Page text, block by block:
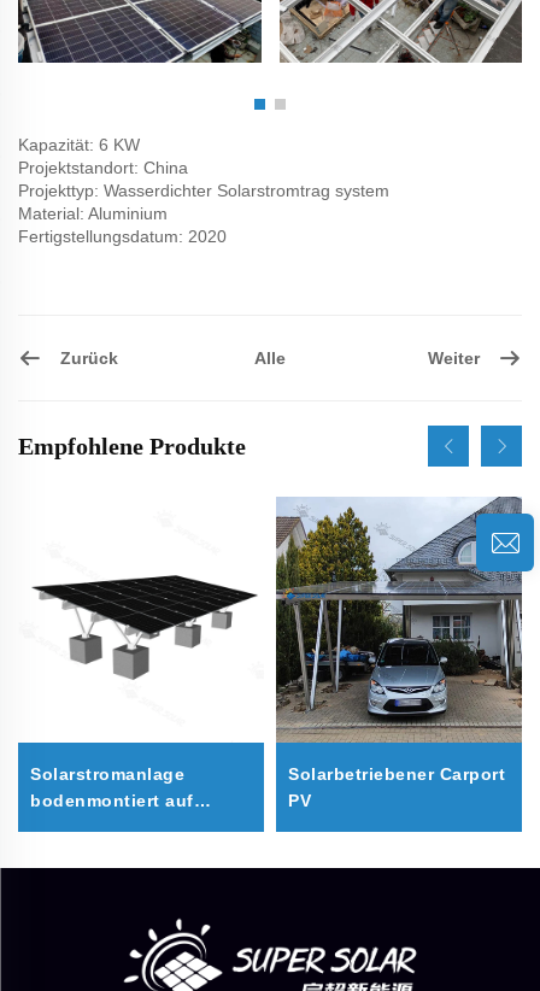
Kapazität: 6 KW
Projektstandort: China
Projekttyp: Wasserdichter Solarstromtrag system
Material: Aluminium
Fertigstellungsdatum: 2020
Zurück Alle Weiter
Empfohlene Produkte
Solarstromanlage
bodenmontiert auf
Solarbetriebener Carport
PV